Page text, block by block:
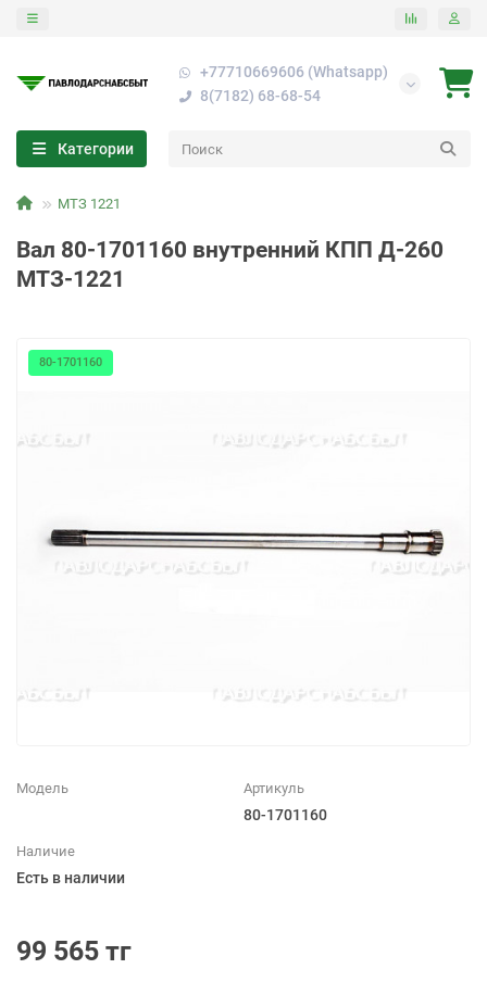
+77710669606 (Whatsapp)
8(7182) 68-68-54
Категории
МТЗ 1221
Вал 80-1701160 внутренний КПП Д-260
МТЗ-1221
80-1701160
Модель Артикуль
80-1701160
Наличие
Есть в наличии
99 565 тг